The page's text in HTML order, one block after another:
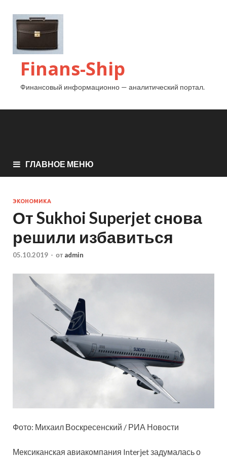
Finans-Ship
Финансовый информационно — аналитический портал.
ГЛАВНОЕ МЕНЮ
ЭКОНОМИКА
От Sukhoi Superjet снова
решили избавиться
05.10.2019 - от admin
Фото: Михаил Воскресенский / РИА Новости
Мексиканская авиакомпания Interjet задумалась о